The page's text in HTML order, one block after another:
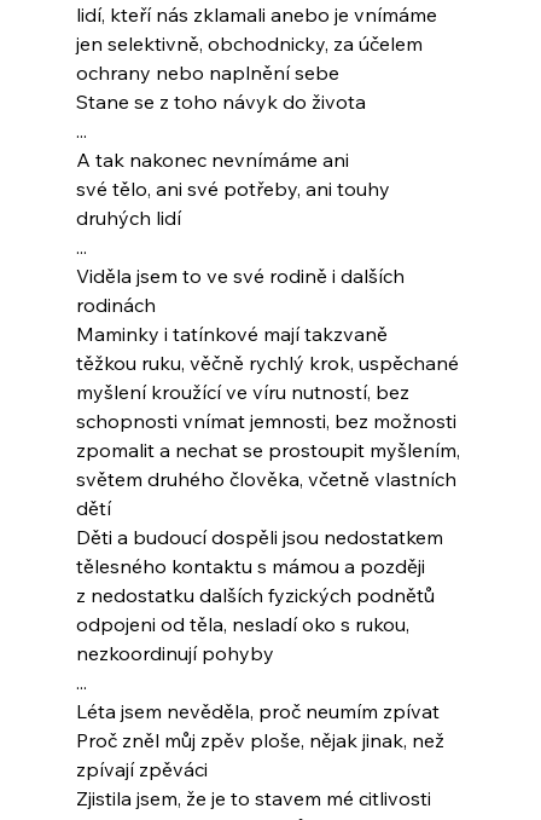
lidí, kteří nás zklamali anebo je vnímáme
jen selektivně, obchodnicky, za účelem
ochrany nebo naplnění sebe
Stane se z toho návyk do života
...
A tak nakonec nevnímáme ani
své tělo, ani své potřeby, ani touhy
druhých lidí
...
Viděla jsem to ve své rodině i dalších
rodinách
Maminky i tatínkové mají takzvaně
těžkou ruku, věčně rychlý krok, uspěchané
myšlení kroužící ve víru nutností, bez
schopnosti vnímat jemnosti, bez možnosti
zpomalit a nechat se prostoupit myšlením,
světem druhého člověka, včetně vlastních
dětí
Děti a budoucí dospěli jsou nedostatkem
tělesného kontaktu s mámou a později
z nedostatku dalších fyzických podnětů
odpojeni od těla, nesladí oko s rukou,
nezkoordinují pohyby
...
Léta jsem nevěděla, proč neumím zpívat
Proč zněl můj zpěv ploše, nějak jinak, než
zpívají zpěváci
Zjistila jsem, že je to stavem mé citlivosti